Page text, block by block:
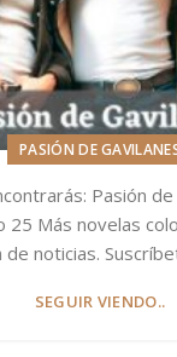
PASIÓN DE
Pasión de
25 Más novelas
noticias.
SEGUIR VIENDO..